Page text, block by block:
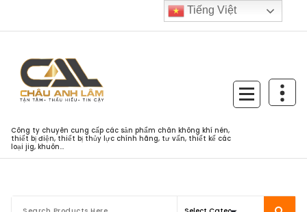
Công ty chuyên cung cấp các sản phẩm chân không khí nén,
thiết bị điện, thiết bị thủy lực chính hãng, tư vấn, thiết kế các
loại jig, khuôn...
Tiếng Việt